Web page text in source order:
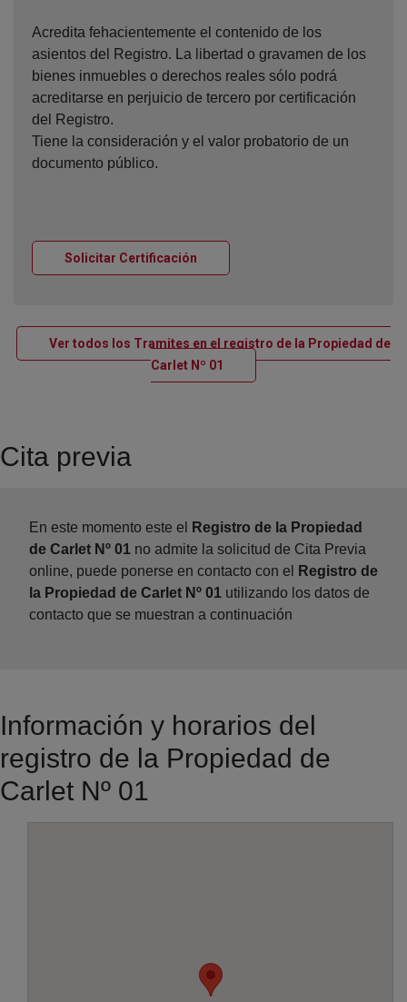
Acredita fehacientemente el contenido de los
asientos del Registro. La libertad o gravamen de los
bienes inmuebles o derechos reales sólo podrá
acreditarse en perjuicio de tercero por certificación
del Registro.
Tiene la consideración y el valor probatorio de un
documento público.
Solicitar Certificación
Ver todos los Tramites en el registro de la Propiedad de
Carlet Nº 01
Ventana nueva
Cita previa
En este momento este el
Registro de la Propiedad
de Carlet Nº 01 no admite la solicitud de Cita Previa
online, puede ponerse en contacto con el
Registro de
la Propiedad de Carlet Nº 01 utilizando los datos de
contacto que se muestran a continuación
Información y horarios del
registro de la Propiedad de
Carlet Nº 01